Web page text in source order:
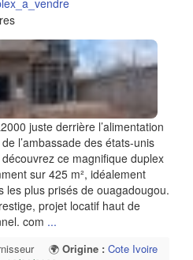
juste derrière l’alimentation
l’ambassade des états-unis
ce magnifique duplex
sur 425 m², idéalement
les plus prisés de ouagadougou.
projet locatif haut de
com ...
🌍 Origine : Cote Ivoire